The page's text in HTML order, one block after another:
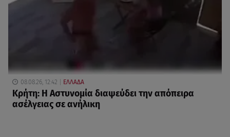
08.08.26, 12:42 ΕΛΛΑΔΑ
Κρήτη: Η Αστυνομία διαψεύδει την απόπειρα
ασέλγειας σε ανήλικη